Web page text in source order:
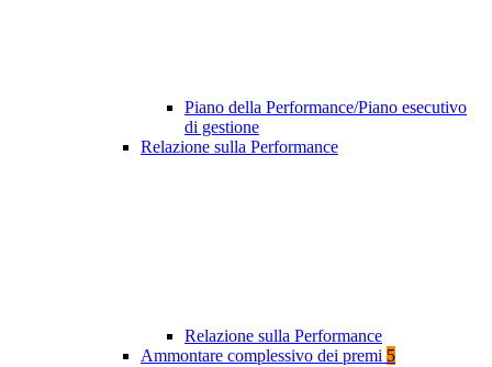
Piano della Performance/Piano esecutivo
di gestione
Relazione sulla Performance
Relazione sulla Performance
Ammontare complessivo dei premi 5